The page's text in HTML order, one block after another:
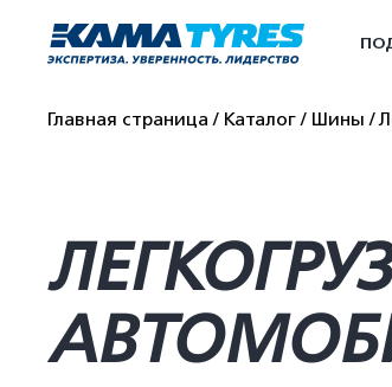
Главная страница Каталог Шины